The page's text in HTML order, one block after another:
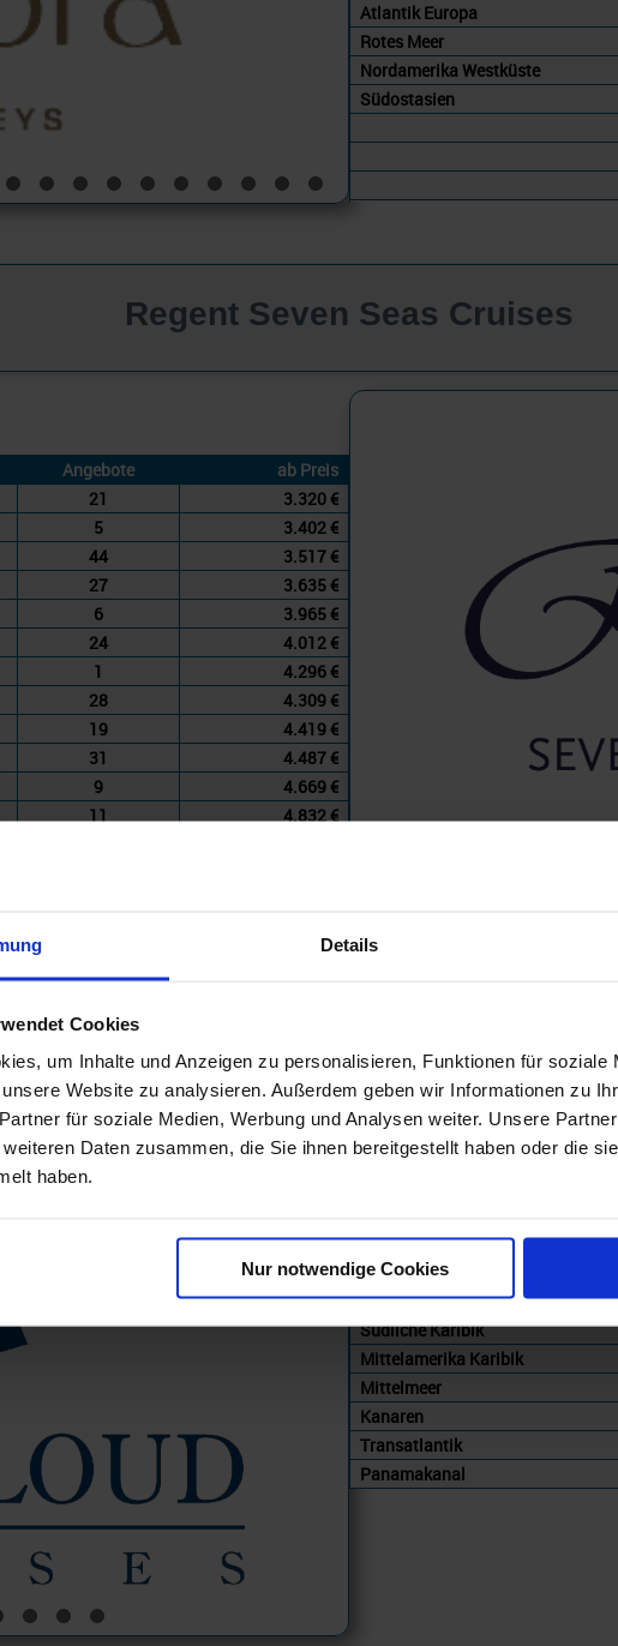
Details
Cookies
um Inhalte und Anzeigen zu personalisieren, Funktionen für soziale
Website zu analysieren. Außerdem geben wir Informationen zu
für soziale Medien, Werbung und Analysen weiter. Unsere
Daten zusammen, die Sie ihnen bereitgestellt haben oder die
haben.
Nur notwendige Cookies
Atlantik Europa
Rotes Meer
Nordamerika Westküste
Südostasien
Regent Seven Seas Cruises
Angebote
ab Preis
21
3.320 €
5
3.402 €
44
3.517 €
27
3.635 €
6
3.965 €
24
4.012 €
1
4.296 €
28
4.309 €
19
4.419 €
31
4.487 €
9
4.669 €
11 4.832 €
Reederei
Reisezeit
Atlantik Europa
Westliches Mittelmeer
Zentrales Mittelmeer
Südliche Karibik
Mittelamerika Karibik
Mittelmeer
Kanaren
Transatlantik
Panamakanal